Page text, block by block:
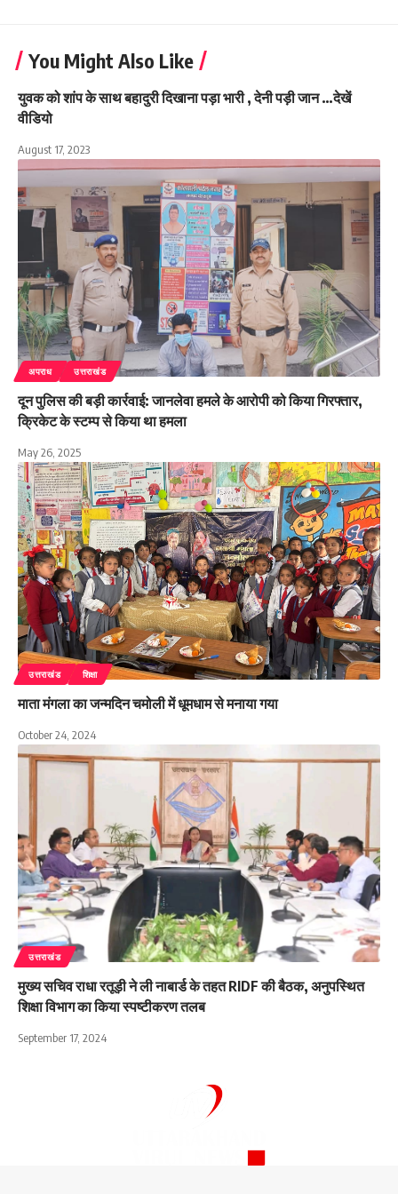
You Might Also Like
युवक को शांप के साथ बहादुरी दिखाना पड़ा भारी , देनी पड़ी जान …देखें
वीडियो
August 17, 2023
अपराध उत्तराखंड
दून पुलिस की बड़ी कार्रवाई: जानलेवा हमले के आरोपी को किया गिरफ्तार,
क्रिकेट के स्टम्प से किया था हमला
May 26, 2025
उत्तराखंड शिक्षा
माता मंगला का जन्मदिन चमोली में धूमधाम से मनाया गया
October 24, 2024
उत्तराखंड
मुख्य सचिव राधा रतूड़ी ने ली नाबार्ड के तहत RIDF की बैठक, अनुपस्थित
शिक्षा विभाग का किया स्पष्टीकरण तलब
September 17, 2024